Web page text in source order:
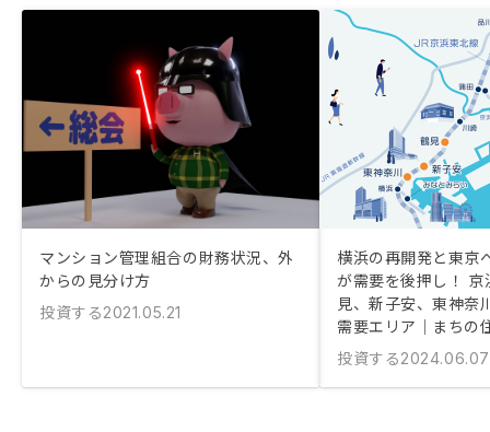
マンション管理組合の財務状況、外
からの見分け方
投資する2021.05.21
横浜の再開発と東京
が需要を後押し！ 京
見、新子安、東神奈
需要エリア｜まちの
投資する2024.06.07